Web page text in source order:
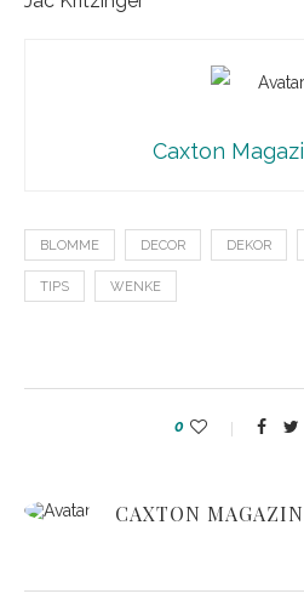
Caxton
BLOMME DECOR DEKOR
TIPS WENKE
0
CAXTON